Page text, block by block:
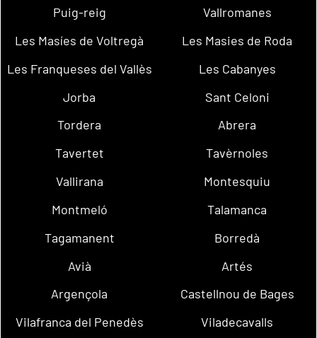
Puig-reig
Vallromanes
Les Masíes de Voltregà
Les Masies de Roda
Les Franqueses del Vallès
Les Cabanyes
Jorba
Sant Celoni
Tordera
Abrera
Tavertet
Tavèrnoles
Vallirana
Montesquiu
Montmeló
Talamanca
Tagamanent
Borredà
Avià
Artés
Argençola
Castellnou de Bages
Vilafranca del Penedès
Viladecavalls